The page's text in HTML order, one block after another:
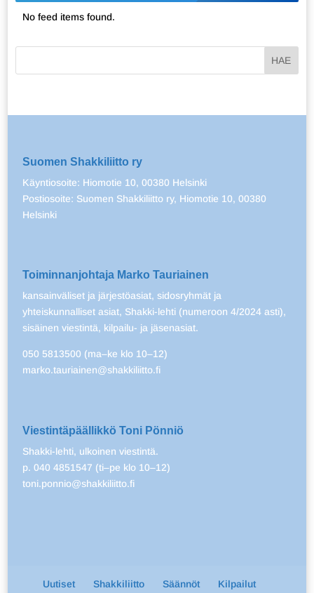
No feed items found.
Suomen Shakkiliitto ry
Käyntiosoite: Hiomotie 10, 00380 Helsinki
Postiosoite: Suomen Shakkiliitto ry, Hiomotie 10, 00380
Helsinki
Toiminnanjohtaja Marko Tauriainen
kansainväliset ja järjestöasiat, sidosryhmät ja
yhteiskunnalliset asiat, Shakki-lehti (numeroon 4/2024 asti),
sisäinen viestintä, kilpailu- ja jäsenasiat.
050 5813500 (ma–ke klo 10–12)
marko.tauriainen@shakkiliitto.fi
Viestintäpäällikkö Toni Pönniö
Shakki-lehti, ulkoinen viestintä.
p. 040 4851547 (ti–pe klo 10–12)
toni.ponnio@shakkiliitto.fi
Uutiset Shakkiliitto Säännöt Kilpailut